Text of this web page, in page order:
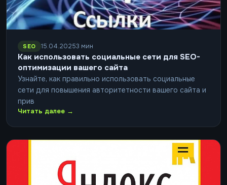
SEO 15.04.20253 мин
Как использовать социальные сети для SEO-
оптимизации вашего сайта
Узнайте, как правильно использовать социальные
сети для повышения авторитетности вашего сайта и
прив
Читать далее →